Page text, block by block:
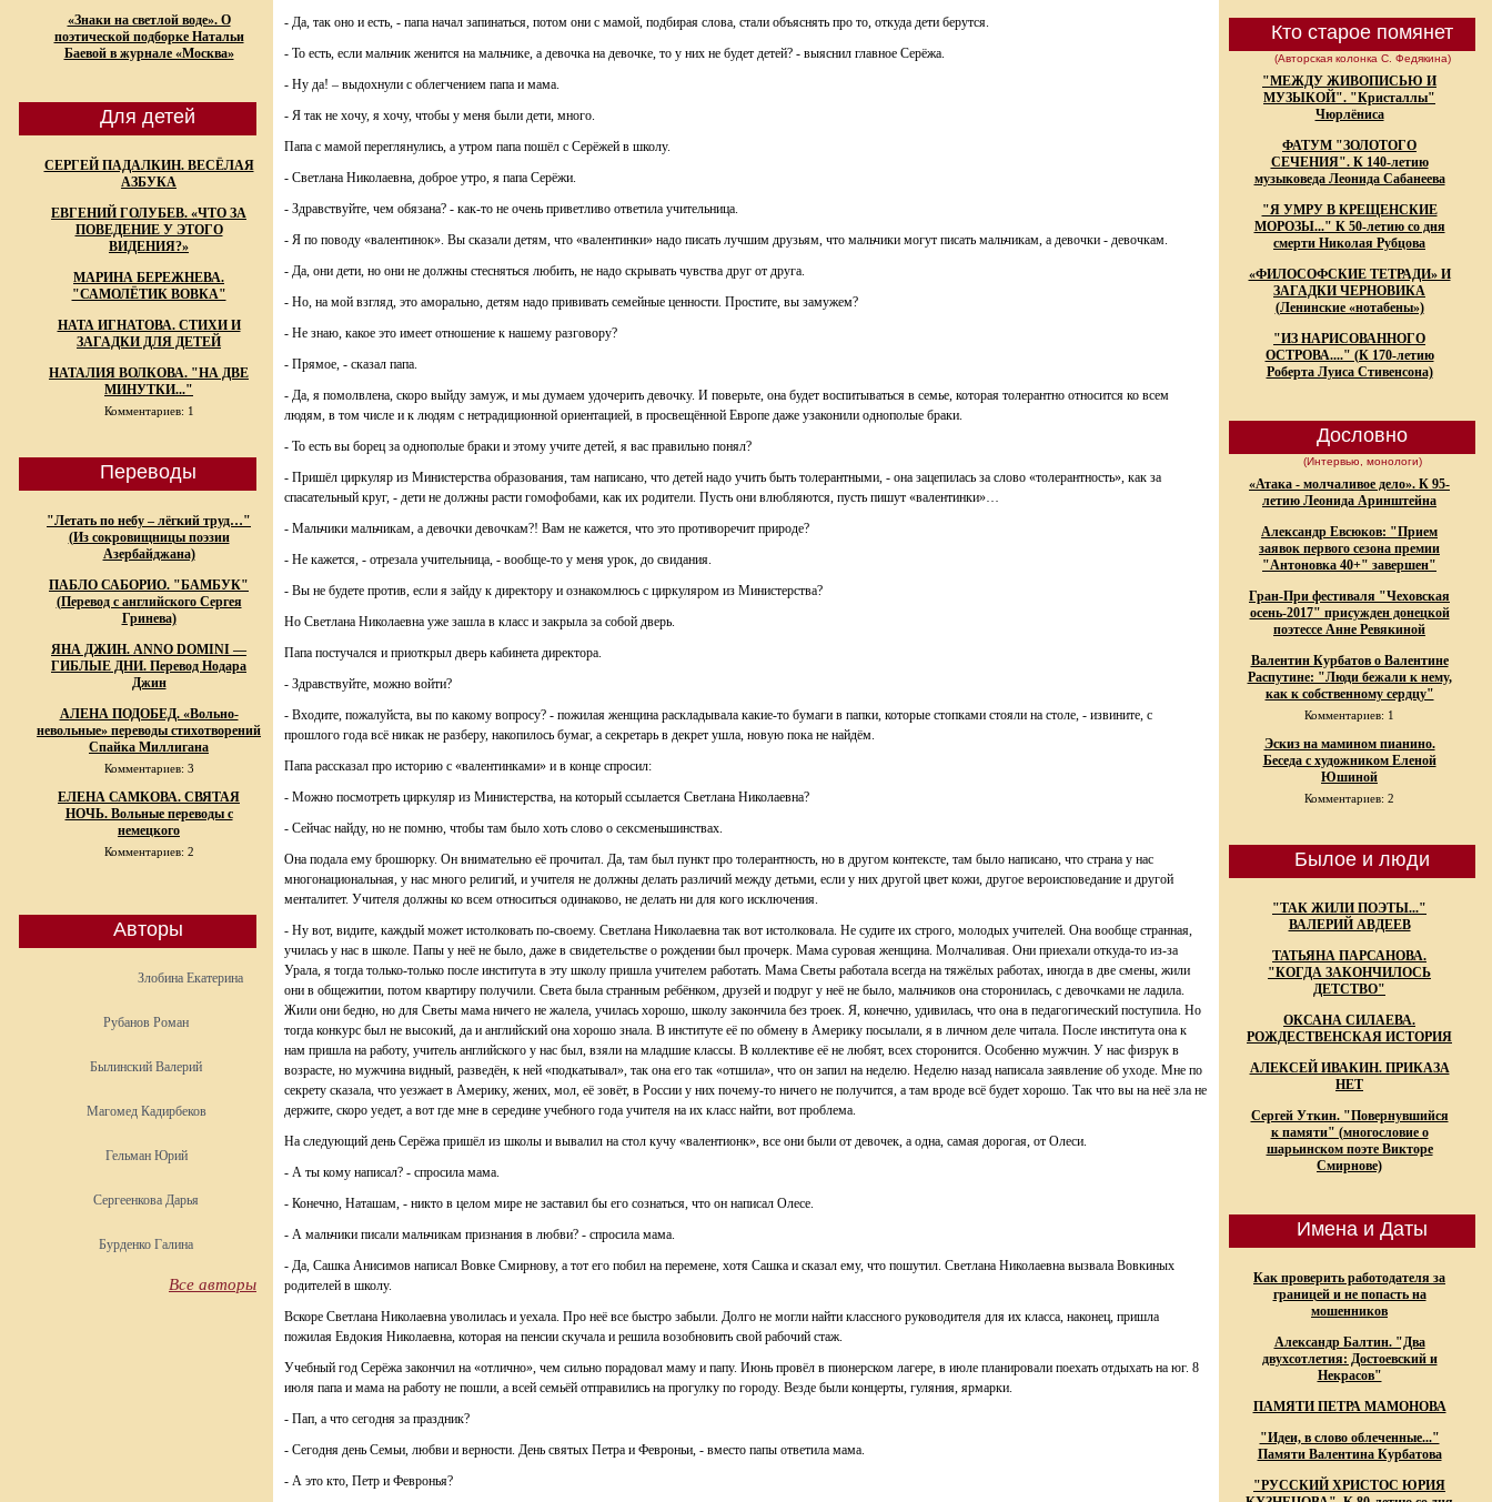
«Знаки на светлой воде». О
поэтической подборке Натальи
Баевой в журнале «Москва»
Для детей
СЕРГЕЙ ПАДАЛКИН. ВЕСЁЛАЯ
АЗБУКА
ЕВГЕНИЙ ГОЛУБЕВ. «ЧТО ЗА
ПОВЕДЕНИЕ У ЭТОГО
ВИДЕНИЯ?»
МАРИНА БЕРЕЖНЕВА.
"САМОЛЁТИК ВОВКА"
НАТА ИГНАТОВА. СТИХИ И
ЗАГАДКИ ДЛЯ ДЕТЕЙ
НАТАЛИЯ ВОЛКОВА. "НА ДВЕ
МИНУТКИ..."
Комментариев: 1
Переводы
"Летать по небу – лёгкий труд…"
(Из сокровищницы поэзии
Азербайджана)
ПАБЛО САБОРИО. "БАМБУК"
(Перевод с английского Сергея
Гринева)
ЯНА ДЖИН. ANNO DOMINI —
ГИБЛЫЕ ДНИ. Перевод Нодара
Джин
АЛЕНА ПОДОБЕД. «Вольно-
невольные» переводы стихотворений
Спайка Миллигана
Комментариев: 3
ЕЛЕНА САМКОВА. СВЯТАЯ
НОЧЬ. Вольные переводы с
немецкого
Комментариев: 2
Авторы
Злобина Екатерина
Рубанов Роман
Былинский Валерий
Магомед Кадирбеков
Гельман Юрий
Сергеенкова Дарья
Бурденко Галина
Все авторы
- Да, так оно и есть, - папа начал запинаться, потом они с мамой, подбирая слова, стали объяснять про то, откуда дети берутся.
- То есть, если мальчик женится на мальчике, а девочка на девочке, то у них не будет детей? - выяснил главное Серёжа.
- Ну да! – выдохнули с облегчением папа и мама.
- Я так не хочу, я хочу, чтобы у меня были дети, много.
Папа с мамой переглянулись, а утром папа пошёл с Серёжей в школу.
- Светлана Николаевна, доброе утро, я папа Серёжи.
- Здравствуйте, чем обязана? - как-то не очень приветливо ответила учительница.
- Я по поводу «валентинок». Вы сказали детям, что «валентинки» надо писать лучшим друзьям, что мальчики могут писать мальчикам, а девочки - девочкам.
- Да, они дети, но они не должны стесняться любить, не надо скрывать чувства друг от друга.
- Но, на мой взгляд, это аморально, детям надо прививать семейные ценности. Простите, вы замужем?
- Не знаю, какое это имеет отношение к нашему разговору?
- Прямое, - сказал папа.
- Да, я помолвлена, скоро выйду замуж, и мы думаем удочерить девочку. И поверьте, она будет воспитываться в семье, которая толерантно относится ко всем
людям, в том числе и к людям с нетрадиционной ориентацией, в просвещённой Европе даже узаконили однополые браки.
- То есть вы борец за однополые браки и этому учите детей, я вас правильно понял?
- Пришёл циркуляр из Министерства образования, там написано, что детей надо учить быть толерантными, - она зацепилась за слово «толерантность», как за
спасательный круг, - дети не должны расти гомофобами, как их родители. Пусть они влюбляются, пусть пишут «валентинки»…
- Мальчики мальчикам, а девочки девочкам?! Вам не кажется, что это противоречит природе?
- Не кажется, - отрезала учительница, - вообще-то у меня урок, до свидания.
- Вы не будете против, если я зайду к директору и ознакомлюсь с циркуляром из Министерства?
Но Светлана Николаевна уже зашла в класс и закрыла за собой дверь.
Папа постучался и приоткрыл дверь кабинета директора.
- Здравствуйте, можно войти?
- Входите, пожалуйста, вы по какому вопросу? - пожилая женщина раскладывала какие-то бумаги в папки, которые стопками стояли на столе, - извините, с
прошлого года всё никак не разберу, накопилось бумаг, а секретарь в декрет ушла, новую пока не найдём.
Папа рассказал про историю с «валентинками» и в конце спросил:
- Можно посмотреть циркуляр из Министерства, на который ссылается Светлана Николаевна?
- Сейчас найду, но не помню, чтобы там было хоть слово о сексменьшинствах.
Она подала ему брошюрку. Он внимательно её прочитал. Да, там был пункт про толерантность, но в другом контексте, там было написано, что страна у нас
многонациональная, у нас много религий, и учителя не должны делать различий между детьми, если у них другой цвет кожи, другое вероисповедание и другой
менталитет. Учителя должны ко всем относиться одинаково, не делать ни для кого исключения.
- Ну вот, видите, каждый может истолковать по-своему. Светлана Николаевна так вот истолковала. Не судите их строго, молодых учителей. Она вообще странная,
училась у нас в школе. Папы у неё не было, даже в свидетельстве о рождении был прочерк. Мама суровая женщина. Молчаливая. Они приехали откуда-то из-за
Урала, я тогда только-только после института в эту школу пришла учителем работать. Мама Светы работала всегда на тяжёлых работах, иногда в две смены, жили
они в общежитии, потом квартиру получили. Света была странным ребёнком, друзей и подруг у неё не было, мальчиков она сторонилась, с девочками не ладила.
Жили они бедно, но для Светы мама ничего не жалела, училась хорошо, школу закончила без троек. Я, конечно, удивилась, что она в педагогический поступила. Но
тогда конкурс был не высокий, да и английский она хорошо знала. В институте её по обмену в Америку посылали, я в личном деле читала. После института она к
нам пришла на работу, учитель английского у нас был, взяли на младшие классы. В коллективе её не любят, всех сторонится. Особенно мужчин. У нас физрук в
возрасте, но мужчина видный, разведён, к ней «подкатывал», так она его так «отшила», что он запил на неделю. Неделю назад написала заявление об уходе. Мне по
секрету сказала, что уезжает в Америку, жених, мол, её зовёт, в России у них почему-то ничего не получится, а там вроде всё будет хорошо. Так что вы на неё зла не
держите, скоро уедет, а вот где мне в середине учебного года учителя на их класс найти, вот проблема.
На следующий день Серёжа пришёл из школы и вывалил на стол кучу «валентионк», все они были от девочек, а одна, самая дорогая, от Олеси.
- А ты кому написал? - спросила мама.
- Конечно, Наташам, - никто в целом мире не заставил бы его сознаться, что он написал Олесе.
- А мальчики писали мальчикам признания в любви? - спросила мама.
- Да, Сашка Анисимов написал Вовке Смирнову, а тот его побил на перемене, хотя Сашка и сказал ему, что пошутил. Светлана Николаевна вызвала Вовкиных
родителей в школу.
Вскоре Светлана Николаевна уволилась и уехала. Про неё все быстро забыли. Долго не могли найти классного руководителя для их класса, наконец, пришла
пожилая Евдокия Николаевна, которая на пенсии скучала и решила возобновить свой рабочий стаж.
Учебный год Серёжа закончил на «отлично», чем сильно порадовал маму и папу. Июнь провёл в пионерском лагере, в июле планировали поехать отдыхать на юг. 8
июля папа и мама на работу не пошли, а всей семьёй отправились на прогулку по городу. Везде были концерты, гуляния, ярмарки.
- Пап, а что сегодня за праздник?
- Сегодня день Семьи, любви и верности. День святых Петра и Февроньи, - вместо папы ответила мама.
- А это кто, Петр и Февронья?
Кто старое помянет
(Авторская колонка С. Федякина)
"МЕЖДУ ЖИВОПИСЬЮ И
МУЗЫКОЙ". "Кристаллы"
Чюрлёниса
ФАТУМ "ЗОЛОТОГО
СЕЧЕНИЯ". К 140-летию
музыковеда Леонида Сабанеева
"Я УМРУ В КРЕЩЕНСКИЕ
МОРОЗЫ..." К 50-летию со дня
смерти Николая Рубцова
«ФИЛОСОФСКИЕ ТЕТРАДИ» И
ЗАГАДКИ ЧЕРНОВИКА
(Ленинские «нотабены»)
"ИЗ НАРИСОВАННОГО
ОСТРОВА...." (К 170-летию
Роберта Луиса Стивенсона)
Дословно
(Интервью, монологи)
«Атака - молчаливое дело». К 95-
летию Леонида Аринштейна
Александр Евсюков: "Прием
заявок первого сезона премии
"Антоновка 40+" завершен"
Гран-При фестиваля "Чеховская
осень-2017" присужден донецкой
поэтессе Анне Ревякиной
Валентин Курбатов о Валентине
Распутине: "Люди бежали к нему,
как к собственному сердцу"
Комментариев: 1
Эскиз на мамином пианино.
Беседа с художником Еленой
Юшиной
Комментариев: 2
Былое и люди
"ТАК ЖИЛИ ПОЭТЫ..."
ВАЛЕРИЙ АВДЕЕВ
ТАТЬЯНА ПАРСАНОВА.
"КОГДА ЗАКОНЧИЛОСЬ
ДЕТСТВО"
ОКСАНА СИЛАЕВА.
РОЖДЕСТВЕНСКАЯ ИСТОРИЯ
АЛЕКСЕЙ ИВАКИН. ПРИКАЗА
НЕТ
Сергей Уткин. "Повернувшийся
к памяти" (многословие о
шарьинском поэте Викторе
Смирнове)
Имена и Даты
Как проверить работодателя за
границей и не попасть на
мошенников
Александр Балтин. "Два
двухсотлетия: Достоевский и
Некрасов"
ПАМЯТИ ПЕТРА МАМОНОВА
"Идеи, в слово облеченные..."
Памяти Валентина Курбатова
"РУССКИЙ ХРИСТОС ЮРИЯ